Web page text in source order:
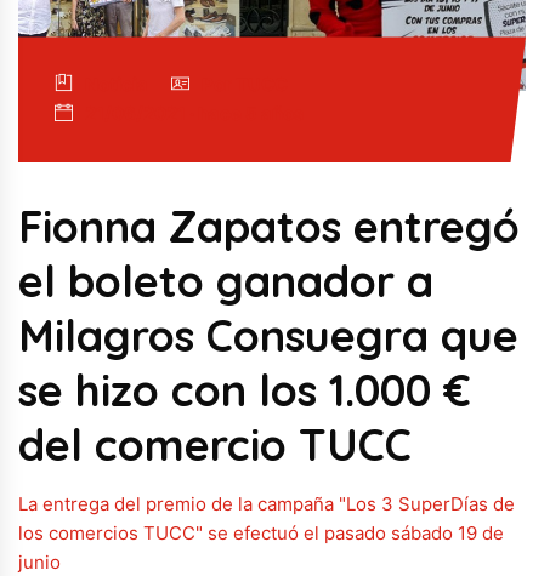
Fionna Zapatos entregó
el boleto ganador a
Milagros Consuegra que
se hizo con los 1.000 €
del comercio TUCC
La entrega del premio de la campaña "Los 3 SuperDías de
los comercios TUCC" se efectuó el pasado sábado 19 de
junio